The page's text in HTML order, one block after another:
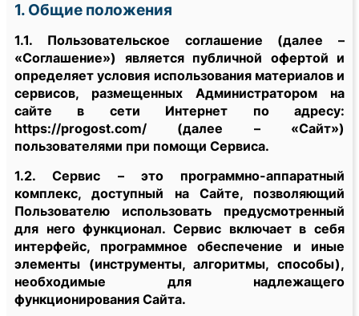
1. Общие положения
1.1. Пользовательское соглашение (далее –
«Соглашение») является публичной офертой и
определяет условия использования материалов и
сервисов, размещенных Администратором на
сайте в сети Интернет по адресу:
https://progost.com/ (далее – «Сайт»)
пользователями при помощи Сервиса.
1.2. Сервис – это программно-аппаратный
комплекс, доступный на Сайте, позволяющий
Пользователю использовать предусмотренный
для него функционал. Сервис включает в себя
интерфейс, программное обеспечение и иные
элементы (инструменты, алгоритмы, способы),
необходимые для надлежащего
функционирования Сайта.